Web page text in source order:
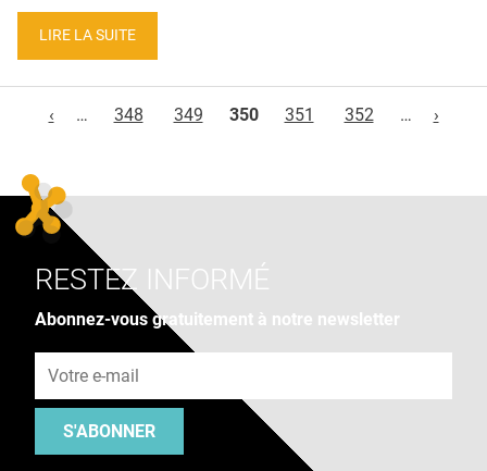
LIRE LA SUITE
‹
… 348 349 350 351 352 … ›
RESTEZ INFORMÉ
Abonnez-vous gratuitement à notre newsletter
S'ABONNER